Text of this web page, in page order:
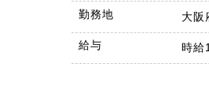
勤務地 大阪
給与 時給